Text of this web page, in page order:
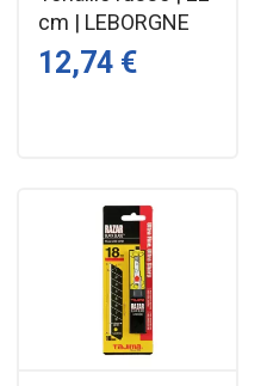
cm | LEBORGNE
12,74 €